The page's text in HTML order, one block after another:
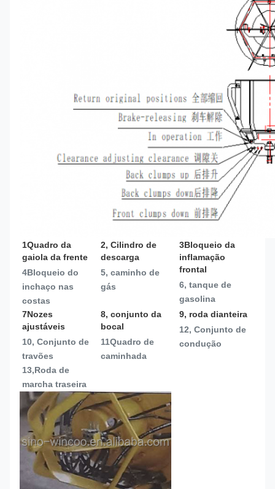
1Quadro da
gaiola da frente
4Bloqueio do
inchaço nas
costas
2, Cilindro de
descarga
5, caminho de
gás
3Bloqueio da
inflamação
frontal
6, tanque de
gasolina
7Nozes
ajustáveis
10, Conjunto de
travões
13,Roda de
marcha traseira
8, conjunto da
bocal
11Quadro de
caminhada
9, roda dianteira
12, Conjunto de
condução